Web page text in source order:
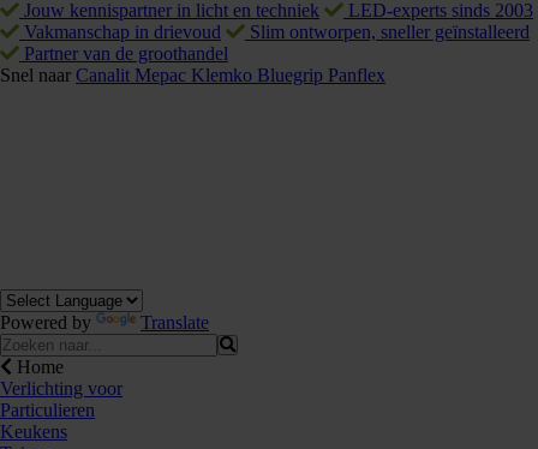
Jouw kennispartner in licht en techniek
LED-experts sinds 2003
Vakmanschap in drievoud
Slim ontworpen, sneller geïnstalleerd
Partner van de groothandel
Snel naar Canalit Mepac Klemko Bluegrip Panflex
Powered by Translate
Home
Verlichting voor
Particulieren
Keukens